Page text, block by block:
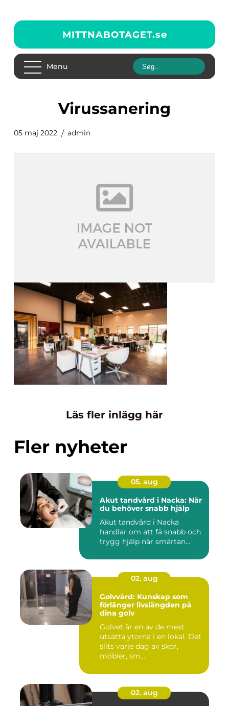
MITTNABOTAGET.se
Menu
virussanering
05 maj 2022 admin
Läs fler inlägg här
Fler nyheter
05. aug
Akut tandvård i Nacka: När
du behöver snabb hjälp
Akut tandvård i Nacka
handlar om att få snabb och
trygg hjälp när smärtan...
02. aug
Golvvård: Kunskap som
förlänger livslängden på
dina golv
Golvet är en av de mest
utsatta ytorna i en lokal. Det
slits varje dag av skor,
möbler, sm...
02. aug